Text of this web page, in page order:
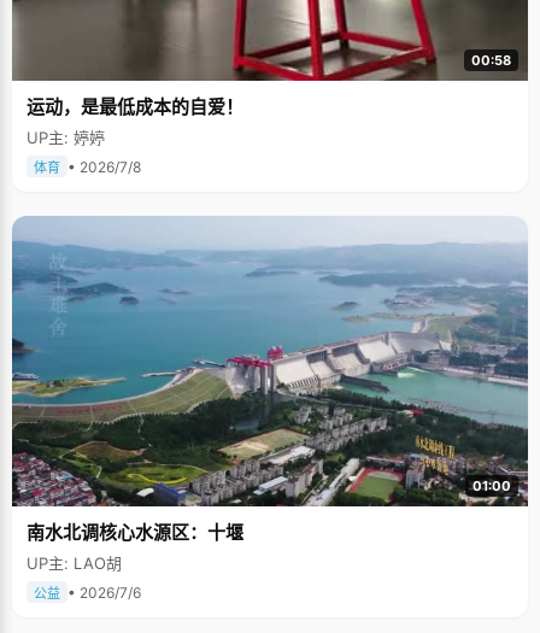
00:58
运动，是最低成本的自爱！
UP主: 婷婷
体育 • 2026/7/8
01:00
南水北调核心水源区：十堰
UP主: LAO胡
公益 • 2026/7/6